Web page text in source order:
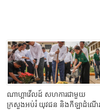
ណាហ្គាវើលដ៍ សហការជាមួយ
ក្រសួងអប់រំ យុវជន និងកីឡាដំណើរ